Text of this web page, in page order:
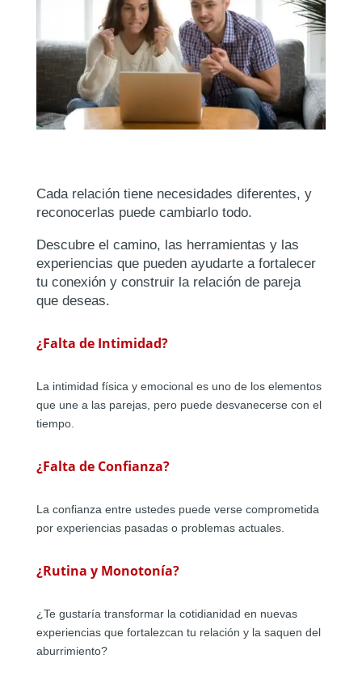
Cada relación tiene necesidades diferentes, y
reconocerlas puede cambiarlo todo.
Descubre el camino, las herramientas y las
experiencias que pueden ayudarte a fortalecer
tu conexión y construir la relación de pareja
que deseas.
¿Falta de Intimidad?
La intimidad física y emocional es uno de los elementos
que une a las parejas, pero puede desvanecerse con el
tiempo.
¿Falta de Confianza?
La confianza entre ustedes puede verse comprometida
por experiencias pasadas o problemas actuales.
¿Rutina y Monotonía?
¿Te gustaría transformar la cotidianidad en nuevas
experiencias que fortalezcan tu relación y la saquen del
aburrimiento?